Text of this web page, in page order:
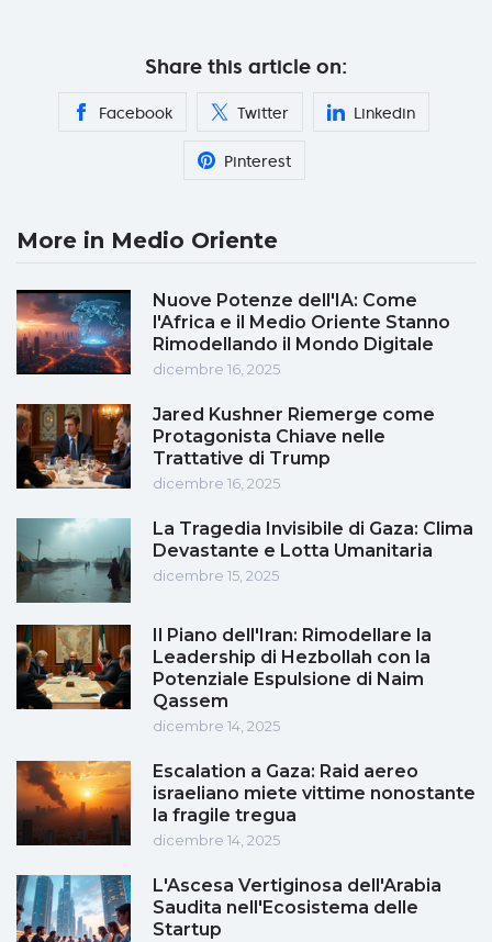
Share this article on:
Facebook Twitter Linkedin
Pinterest
More in Medio Oriente
Nuove Potenze dell'IA: Come
l'Africa e il Medio Oriente Stanno
Rimodellando il Mondo Digitale
dicembre 16, 2025
Jared Kushner Riemerge come
Protagonista Chiave nelle
Trattative di Trump
dicembre 16, 2025
La Tragedia Invisibile di Gaza: Clima
Devastante e Lotta Umanitaria
dicembre 15, 2025
Il Piano dell'Iran: Rimodellare la
Leadership di Hezbollah con la
Potenziale Espulsione di Naim
Qassem
dicembre 14, 2025
Escalation a Gaza: Raid aereo
israeliano miete vittime nonostante
la fragile tregua
dicembre 14, 2025
L'Ascesa Vertiginosa dell'Arabia
Saudita nell'Ecosistema delle
Startup